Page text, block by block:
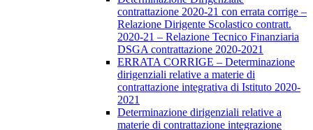
contrattazione 2020-21 con errata corrige –
Relazione Dirigente Scolastico contratt.
2020-21 – Relazione Tecnico Finanziaria
DSGA contrattazione 2020-2021
ERRATA CORRIGE – Determinazione
dirigenziali relative a materie di
contrattazione integrativa di Istituto 2020-
2021
Determinazione dirigenziali relative a
materie di contrattazione integrazione